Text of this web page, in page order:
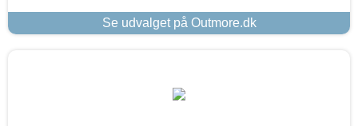
Se udvalget på Outmore.dk